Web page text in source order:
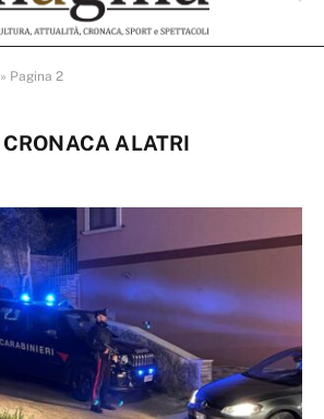
» Pagina 2
CRONACA ALATRI